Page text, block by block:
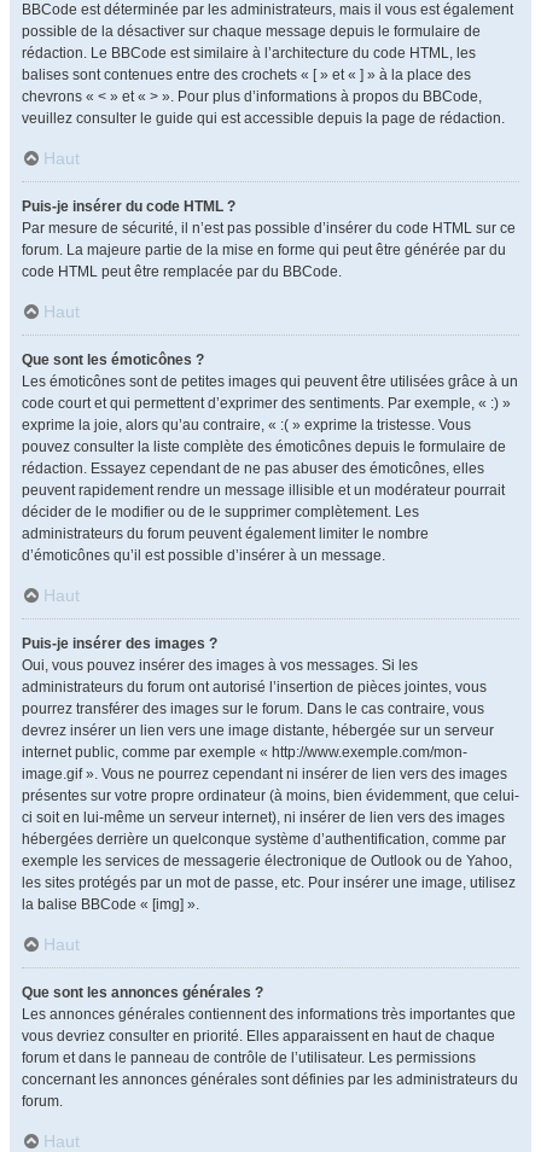
BBCode est déterminée par les administrateurs, mais il vous est également
possible de la désactiver sur chaque message depuis le formulaire de
rédaction. Le BBCode est similaire à l’architecture du code HTML, les
balises sont contenues entre des crochets « [ » et « ] » à la place des
chevrons « < » et « > ». Pour plus d’informations à propos du BBCode,
veuillez consulter le guide qui est accessible depuis la page de rédaction.
Haut
Puis-je insérer du code HTML ?
Par mesure de sécurité, il n’est pas possible d’insérer du code HTML sur ce
forum. La majeure partie de la mise en forme qui peut être générée par du
code HTML peut être remplacée par du BBCode.
Haut
Que sont les émoticônes ?
Les émoticônes sont de petites images qui peuvent être utilisées grâce à un
code court et qui permettent d’exprimer des sentiments. Par exemple, « :) »
exprime la joie, alors qu’au contraire, « :( » exprime la tristesse. Vous
pouvez consulter la liste complète des émoticônes depuis le formulaire de
rédaction. Essayez cependant de ne pas abuser des émoticônes, elles
peuvent rapidement rendre un message illisible et un modérateur pourrait
décider de le modifier ou de le supprimer complètement. Les
administrateurs du forum peuvent également limiter le nombre
d’émoticônes qu’il est possible d’insérer à un message.
Haut
Puis-je insérer des images ?
Oui, vous pouvez insérer des images à vos messages. Si les
administrateurs du forum ont autorisé l’insertion de pièces jointes, vous
pourrez transférer des images sur le forum. Dans le cas contraire, vous
devrez insérer un lien vers une image distante, hébergée sur un serveur
internet public, comme par exemple « http://www.exemple.com/mon-
image.gif ». Vous ne pourrez cependant ni insérer de lien vers des images
présentes sur votre propre ordinateur (à moins, bien évidemment, que celui-
ci soit en lui-même un serveur internet), ni insérer de lien vers des images
hébergées derrière un quelconque système d’authentification, comme par
exemple les services de messagerie électronique de Outlook ou de Yahoo,
les sites protégés par un mot de passe, etc. Pour insérer une image, utilisez
la balise BBCode « [img] ».
Haut
Que sont les annonces générales ?
Les annonces générales contiennent des informations très importantes que
vous devriez consulter en priorité. Elles apparaissent en haut de chaque
forum et dans le panneau de contrôle de l’utilisateur. Les permissions
concernant les annonces générales sont définies par les administrateurs du
forum.
Haut